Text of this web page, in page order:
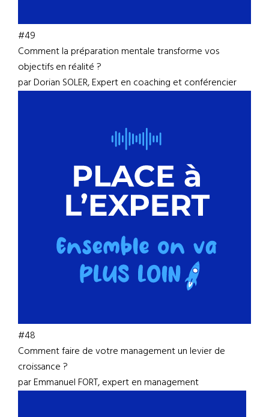
#49
Comment la préparation mentale transforme vos
objectifs en réalité ?
par Dorian SOLER, Expert en coaching et conférencier
#48
Comment faire de votre management un levier de
croissance ?
par Emmanuel FORT, expert en management